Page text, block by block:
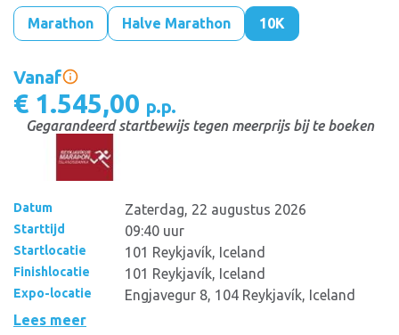
Marathon Halve Marathon 10K
Vanaf
€ 1.545,00 p.p.
Gegarandeerd startbewijs tegen meerprijs bij te boeken
Datum Zaterdag, 22 augustus 2026
Starttijd 09:40 uur
Startlocatie 101 Reykjavík, Iceland
Finishlocatie 101 Reykjavík, Iceland
Expo-locatie
Engjavegur 8, 104 Reykjavík, Iceland
Lees meer